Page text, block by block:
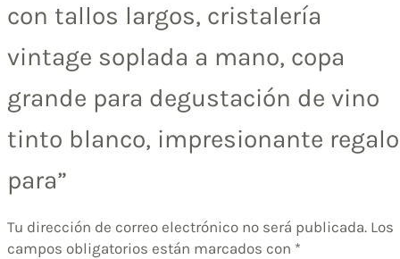
con tallos largos, cristalería
vintage soplada a mano, copa
grande para degustación de vino
tinto blanco, impresionante regalo
para”
Tu dirección de correo electrónico no será publicada. Los
campos obligatorios están marcados con *